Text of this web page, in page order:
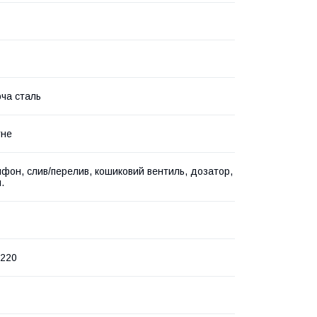
сталь
слив/перелив, кошиковий вентиль, дозатор,